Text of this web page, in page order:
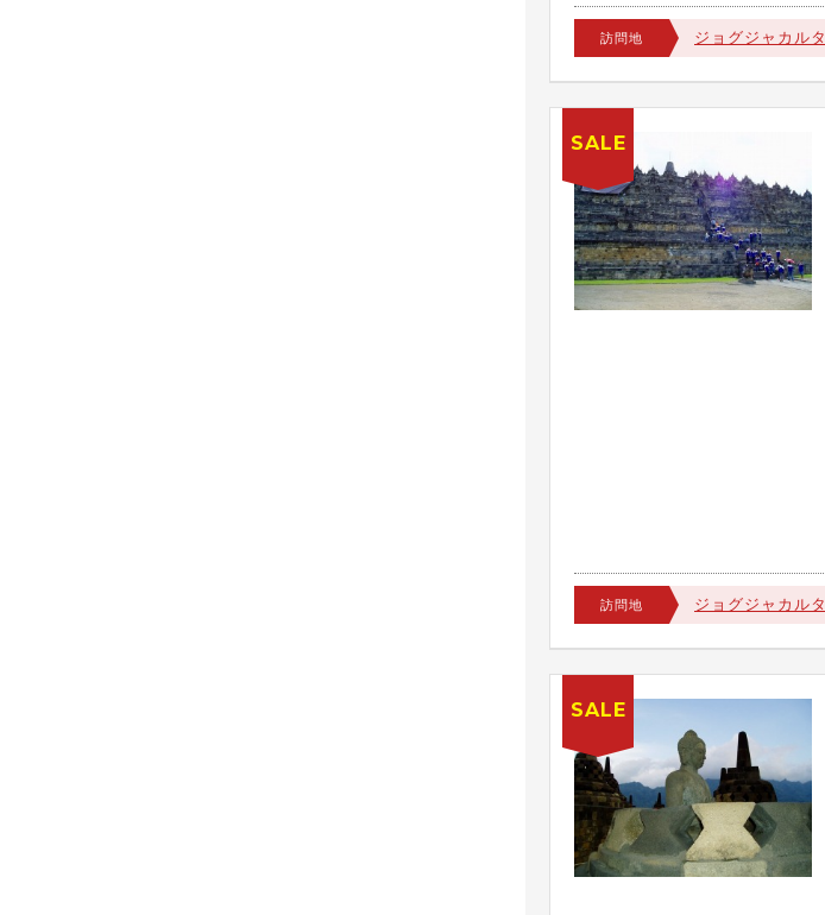
訪問地 ジョグジャカルタ
訪問地 ジョグジャカルタ
SALE
SALE